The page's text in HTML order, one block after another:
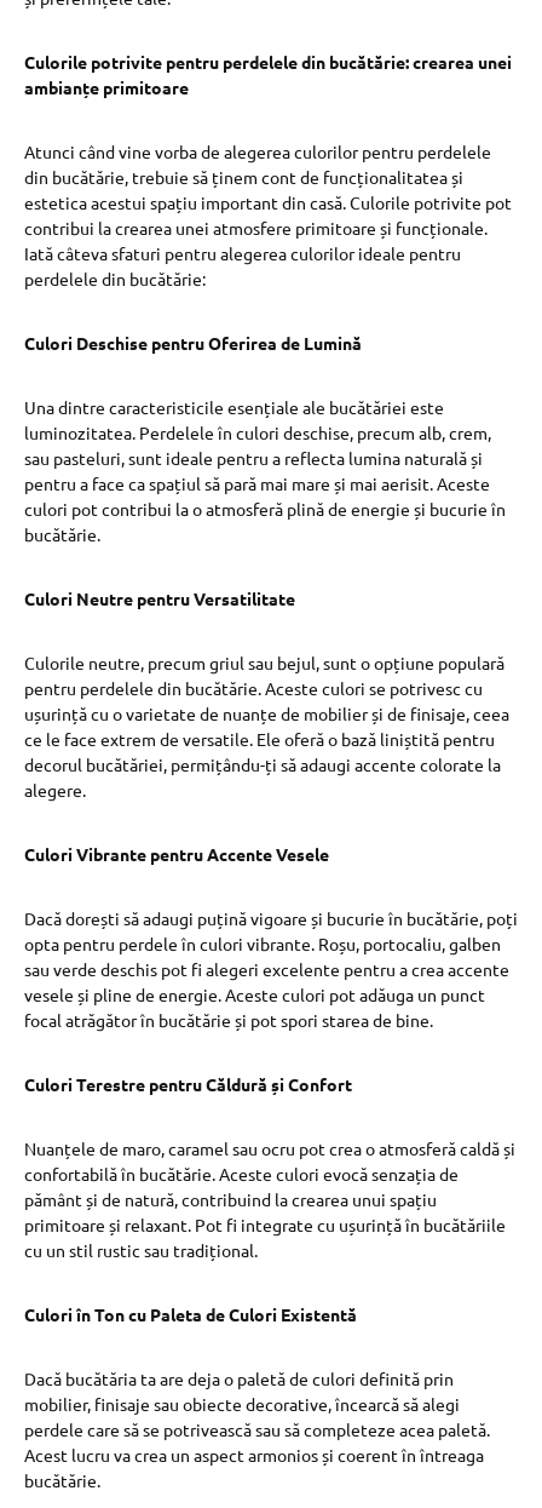
Culorile potrivite pentru perdelele din bucătărie: crearea unei
ambianțe primitoare
Atunci când vine vorba de alegerea culorilor pentru perdelele
din bucătărie, trebuie să ținem cont de funcționalitatea și
estetica acestui spațiu important din casă. Culorile potrivite pot
contribui la crearea unei atmosfere primitoare și funcționale.
Iată câteva sfaturi pentru alegerea culorilor ideale pentru
perdelele din bucătărie:
Culori Deschise pentru Oferirea de Lumină
Una dintre caracteristicile esențiale ale bucătăriei este
luminozitatea. Perdelele în culori deschise, precum alb, crem,
sau pasteluri, sunt ideale pentru a reflecta lumina naturală și
pentru a face ca spațiul să pară mai mare și mai aerisit. Aceste
culori pot contribui la o atmosferă plină de energie și bucurie în
bucătărie.
Culori Neutre pentru Versatilitate
Culorile neutre, precum griul sau bejul, sunt o opțiune populară
pentru perdelele din bucătărie. Aceste culori se potrivesc cu
ușurință cu o varietate de nuanțe de mobilier și de finisaje, ceea
ce le face extrem de versatile. Ele oferă o bază liniștită pentru
decorul bucătăriei, permițându-ți să adaugi accente colorate la
alegere.
Culori Vibrante pentru Accente Vesele
Dacă dorești să adaugi puțină vigoare și bucurie în bucătărie, poți
opta pentru perdele în culori vibrante. Roșu, portocaliu, galben
sau verde deschis pot fi alegeri excelente pentru a crea accente
vesele și pline de energie. Aceste culori pot adăuga un punct
focal atrăgător în bucătărie și pot spori starea de bine.
Culori Terestre pentru Căldură și Confort
Nuanțele de maro, caramel sau ocru pot crea o atmosferă caldă și
confortabilă în bucătărie. Aceste culori evocă senzația de
pământ și de natură, contribuind la crearea unui spațiu
primitoare și relaxant. Pot fi integrate cu ușurință în bucătăriile
cu un stil rustic sau tradițional.
Culori în Ton cu Paleta de Culori Existentă
Dacă bucătăria ta are deja o paletă de culori definită prin
mobilier, finisaje sau obiecte decorative, încearcă să alegi
perdele care să se potrivească sau să completeze acea paletă.
Acest lucru va crea un aspect armonios și coerent în întreaga
bucătărie.